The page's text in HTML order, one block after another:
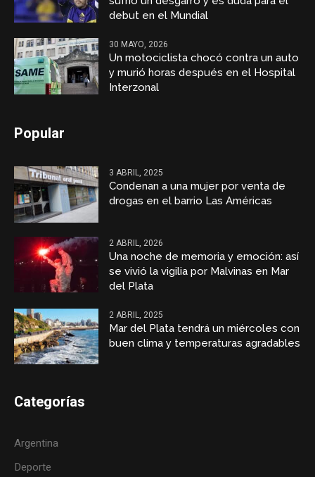
debut en el Mundial
30 MAYO, 2026
Un motociclista chocó contra un auto
y murió horas después en el Hospital
Interzonal
Popular
3 ABRIL, 2025
Condenan a una mujer por venta de
drogas en el barrio Las Américas
2 ABRIL, 2026
Una noche de memoria y emoción: así
se vivió la vigilia por Malvinas en Mar
del Plata
2 ABRIL, 2025
Mar del Plata tendrá un miércoles con
buen clima y temperaturas agradables
Categorías
Argentina
Deporte